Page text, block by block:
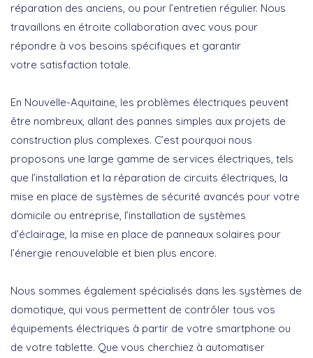
réparation des anciens, ou pour l’entretien régulier. Nous
travaillons en étroite collaboration avec vous pour
répondre à vos besoins spécifiques et garantir
votre satisfaction totale.
En Nouvelle-Aquitaine, les problèmes électriques peuvent
être nombreux, allant des pannes simples aux projets de
construction plus complexes. C’est pourquoi nous
proposons une large gamme de services électriques, tels
que l’installation et la réparation de circuits électriques, la
mise en place de systèmes de sécurité avancés pour votre
domicile ou entreprise, l’installation de systèmes
d’éclairage, la mise en place de panneaux solaires pour
l’énergie renouvelable et bien plus encore.
Nous sommes également spécialisés dans les systèmes de
domotique, qui vous permettent de contrôler tous vos
équipements électriques à partir de votre smartphone ou
de votre tablette. Que vous cherchiez à automatiser